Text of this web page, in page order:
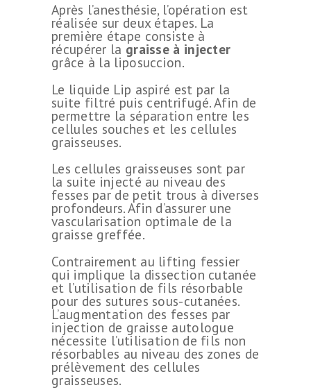
CHIRURGIE
ESTHÉTIQUE
OPÉRATIONS
INTERVENTIONS
TARIFS
Après l’anesthésie, l’opération est
réalisée sur deux étapes. La
première étape consiste à
récupérer la graisse à injecter
grâce à la liposuccion.
Le liquide Lip aspiré est par la
suite filtré puis centrifugé. Afin de
permettre la séparation entre les
cellules souches et les cellules
graisseuses.
Les cellules graisseuses sont par
la suite injecté au niveau des
fesses par de petit trous à diverses
profondeurs. Afin d’assurer une
vascularisation optimale de la
graisse greffée.
Contrairement au lifting fessier
qui implique la dissection cutanée
et l’utilisation de fils résorbable
pour des sutures sous-cutanées.
L’augmentation des fesses par
injection de graisse autologue
nécessite l’utilisation de fils non
résorbables au niveau des zones de
prélèvement des cellules
graisseuses.